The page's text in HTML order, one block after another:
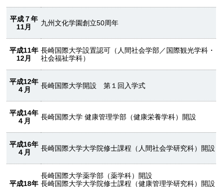
平成７年
11月
九州文化学園創立50周年
平成11年
12月
長崎国際大学設置認可（人間社会学部／国際観光学科・
社会福祉学科）
平成12年
４月
長崎国際大学開設 第１回入学式
平成14年
４月
長崎国際大学 健康管理学部（健康栄養学科）開設
平成16年
４月
長崎国際大学大学院修士課程（人間社会学研究科）開設
平成18年
長崎国際大学薬学部（薬学科）開設
長崎国際大学大学院修士課程（健康管理学研究科）開設